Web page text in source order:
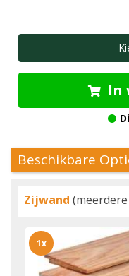
In
Beschikbare
Zijwand
1x